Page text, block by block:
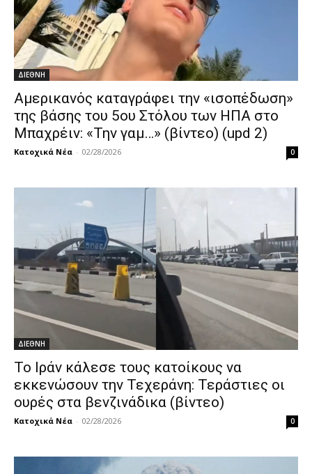
ΔΙΕΘΝΗ
Αμερικανός καταγράφει την «ισοπέδωση»
της βάσης του 5ου Στόλου των ΗΠΑ στο
Μπαχρέιν: «Την γαμ…» (βίντεο) (upd 2)
Κατοχικά Νέα - 02/28/2026 0
ΔΙΕΘΝΗ
Το Ιράν κάλεσε τους κατοίκους να
εκκενώσουν την Τεχεράνη: Τεράστιες οι
ουρές στα βενζινάδικα (βίντεο)
Κατοχικά Νέα - 02/28/2026 0